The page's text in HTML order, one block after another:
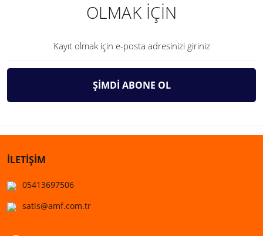
OLMAK İÇİN
ŞİMDİ ABONE OL
İLETİŞİM
05413697506
satis@amf.com.tr